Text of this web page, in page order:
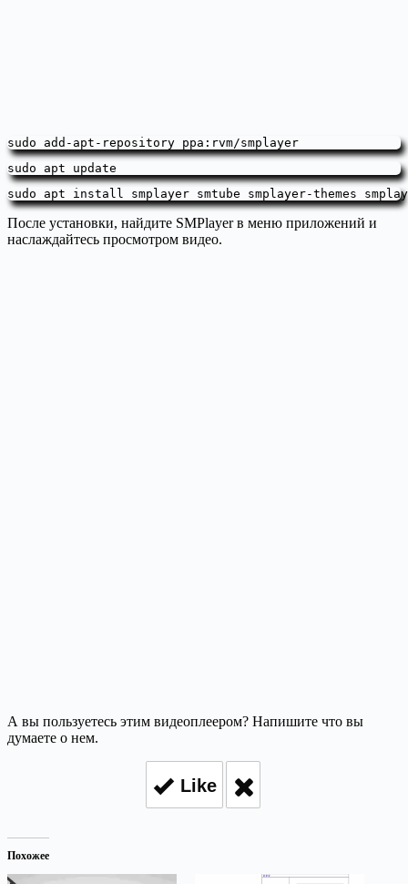
sudo add-apt-repository ppa:rvm/smplayer
sudo apt update
sudo apt install smplayer smtube smplayer-themes
После установки, найдите SMPlayer в меню приложений и
наслаждайтесь просмотром видео.
А вы пользуетесь этим видеоплеером? Напишите что вы
думаете о нем.
Like
Похожее